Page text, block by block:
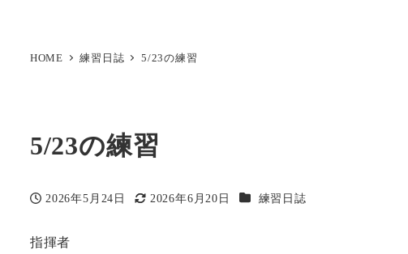
HOME 練習日誌 5/23の練習
5/23の練習
投稿日
2026年5月24日
更新日
2026年6月20日 カテゴリー
練習日誌
指揮者